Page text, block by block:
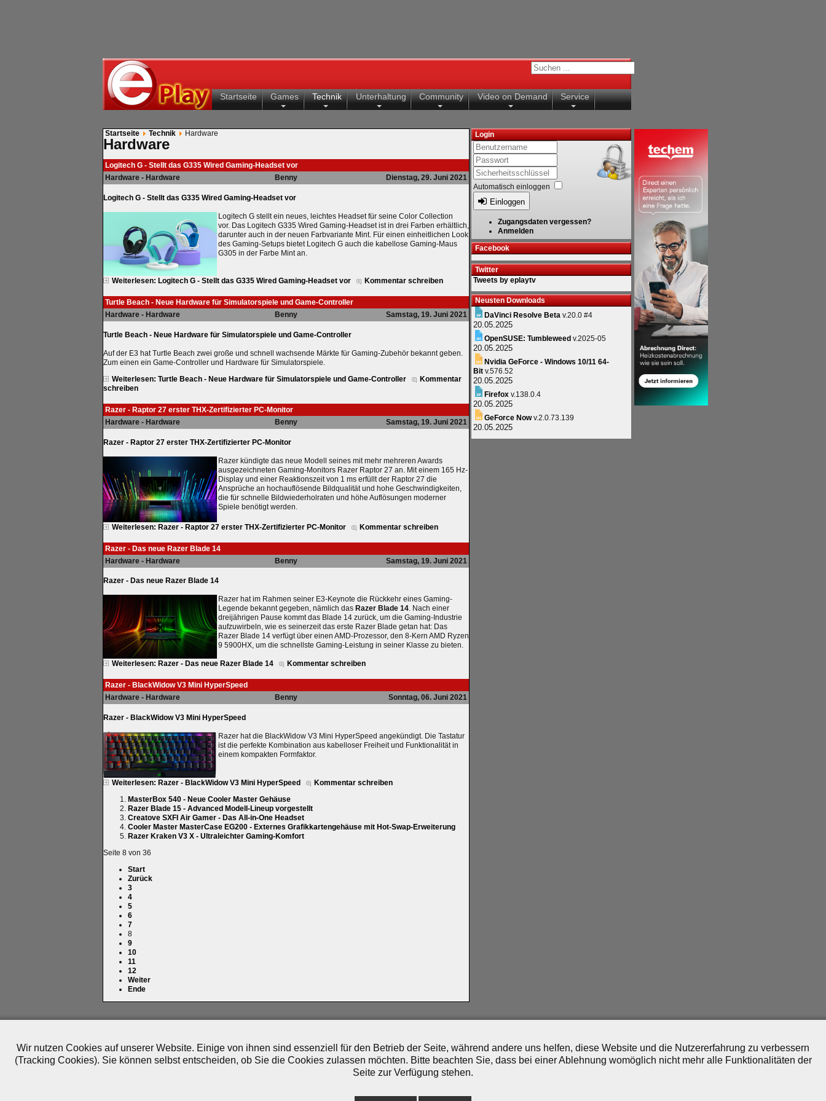
Startseite Games Technik Unterhaltung Community Video on Demand Service
Startseite Technik Hardware
Hardware
Logitech G - Stellt das G335 Wired Gaming-Headset vor
Hardware - Hardware
Benny Dienstag, 29. Juni 2021
Logitech G - Stellt das G335 Wired Gaming-Headset vor
Logitech G stellt ein neues, leichtes Headset für seine Color Collection
vor. Das Logitech G335 Wired Gaming-Headset ist in drei Farben erhältlich,
darunter auch in der neuen Farbvariante Mint. Für einen einheitlichen Look
des Gaming-Setups bietet Logitech G auch die kabellose Gaming-Maus
G305 in der Farbe Mint an.
Weiterlesen: Logitech G - Stellt das G335 Wired Gaming-Headset vor Kommentar schreiben
Turtle Beach - Neue Hardware für Simulatorspiele und Game-Controller
Hardware - Hardware
Benny Samstag, 19. Juni 2021
Turtle Beach - Neue Hardware für Simulatorspiele und Game-Controller
Auf der E3 hat Turtle Beach zwei große und schnell wachsende Märkte für Gaming-Zubehör bekannt geben.
Zum einen ein Game-Controller und Hardware für Simulatorspiele.
Weiterlesen: Turtle Beach - Neue Hardware für Simulatorspiele und Game-Controller
Kommentar
schreiben
Razer - Raptor 27 erster THX-Zertifizierter PC-Monitor
Hardware - Hardware
Benny Samstag, 19. Juni 2021
Razer - Raptor 27 erster THX-Zertifizierter PC-Monitor
Razer kündigte das neue Modell seines mit mehr mehreren Awards
ausgezeichneten Gaming-Monitors Razer Raptor 27 an. Mit einem 165 Hz-
Display und einer Reaktionszeit von 1 ms erfüllt der Raptor 27 die
Ansprüche an hochauflösende Bildqualität und hohe Geschwindigkeiten,
die für schnelle Bildwiederholraten und höhe Auflösungen moderner
Spiele benötigt werden.
Weiterlesen: Razer - Raptor 27 erster THX-Zertifizierter PC-Monitor Kommentar schreiben
Razer - Das neue Razer Blade 14
Hardware - Hardware
Benny Samstag, 19. Juni 2021
Razer - Das neue Razer Blade 14
Razer hat im Rahmen seiner E3-Keynote die Rückkehr eines Gaming-
Legende bekannt gegeben, nämlich das Razer Blade 14. Nach einer
dreijährigen Pause kommt das Blade 14 zurück, um die Gaming-Industrie
aufzuwirbeln, wie es seinerzeit das erste Razer Blade getan hat: Das
Razer Blade 14 verfügt über einen AMD-Prozessor, den 8-Kern AMD Ryzen
9 5900HX, um die schnellste Gaming-Leistung in seiner Klasse zu bieten.
Weiterlesen: Razer - Das neue Razer Blade 14 Kommentar schreiben
Razer - BlackWidow V3 Mini HyperSpeed
Hardware - Hardware
Benny Sonntag, 06. Juni 2021
Razer - BlackWidow V3 Mini HyperSpeed
Razer hat die BlackWidow V3 Mini HyperSpeed angekündigt. Die Tastatur
ist die perfekte Kombination aus kabelloser Freiheit und Funktionalität in
einem kompakten Formfaktor.
Weiterlesen: Razer - BlackWidow V3 Mini HyperSpeed
Kommentar schreiben
MasterBox 540 - Neue Cooler Master Gehäuse
Razer Blade 15 - Advanced Modell-Lineup vorgestellt
Creatove SXFI Air Gamer - Das All-in-One Headset
Cooler Master MasterCase EG200 - Externes Grafikkartengehäuse mit Hot-Swap-Erweiterung
Razer Kraken V3 X - Ultraleichter Gaming-Komfort
Seite 8 von 36
Start
Zurück
3
4
5
6
7
8
9
10
11
12
Weiter
Ende
Login
Automatisch einloggen
Einloggen
Zugangsdaten vergessen?
Anmelden
Facebook
Twitter
Tweets by eplaytv
Neusten Downloads
DaVinci Resolve Beta v.20.0 #4
20.05.2025
OpenSUSE: Tumbleweed v.2025-05
20.05.2025
Nvidia GeForce - Windows 10/11 64-
Bit v.576.52
20.05.2025
Firefox v.138.0.4
20.05.2025
GeForce Nowv.2.0.73.139
20.05.2025
© 2010-2026 ePlay TV
Wir nutzen Cookies auf unserer Website. Einige von ihnen sind essenziell für den Betrieb der Seite, während andere uns helfen, diese Website und die Nutzererfahrung zu verbessern
(Tracking Cookies). Sie können selbst entscheiden, ob Sie die Cookies zulassen möchten. Bitte beachten Sie, dass bei einer Ablehnung womöglich nicht mehr alle Funktionalitäten der
Seite zur Verfügung stehen.